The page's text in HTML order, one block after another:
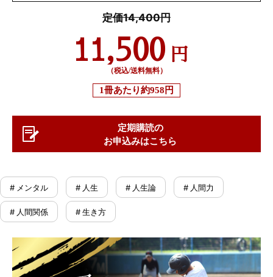
定価14,400円
11,500 円
（税込/送料無料）
1冊あたり約958円
定期購読の
お申込みはこちら
# メンタル # 人生 # 人生論 # 人間力
# 人間関係 # 生き方